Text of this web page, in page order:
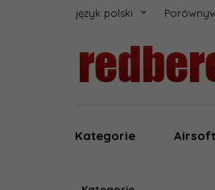
język polski
Kategorie Airsoft